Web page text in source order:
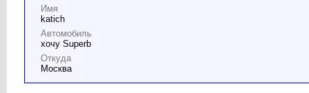
Имя
katich
Автомобиль
хочу Superb
Откуда
Москва